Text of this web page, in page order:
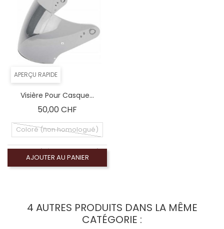
APERÇU RAPIDE
Visière Pour Casque...
50,00 CHF
Coloré (non homologué)
Écran miroir or (non homologué)
Écran fumé foncé 100% (non homologué)
AJOUTER AU PANIER
4 AUTRES PRODUITS DANS LA MÊME
CATÉGORIE :